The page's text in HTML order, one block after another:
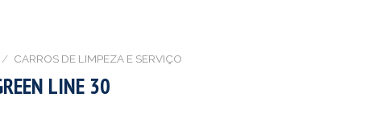
/ CARROS DE LIMPEZA E SERVIÇO
LINE 30